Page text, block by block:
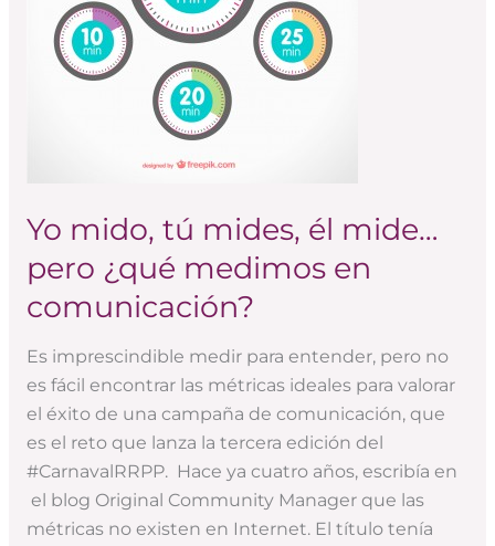
Yo mido, tú mides, él mide…
pero ¿qué medimos en
comunicación?
Es imprescindible medir para entender, pero no
es fácil encontrar las métricas ideales para valorar
el éxito de una campaña de comunicación, que
es el reto que lanza la tercera edición del
#CarnavalRRPP. Hace ya cuatro años, escribía en
el blog Original Community Manager que las
métricas no existen en Internet. El título tenía
mide…
pero
¿qué